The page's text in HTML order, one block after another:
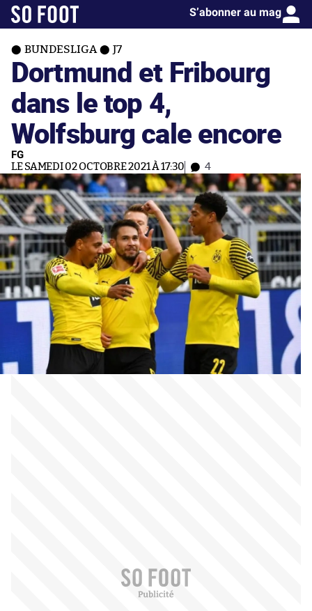
S’abonner au mag
BUNDESLIGA J7
Dortmund et Fribourg
dans le top 4,
Wolfsburg cale encore
FG
LE SAMEDI 02 OCTOBRE 2021 À 17:30 4